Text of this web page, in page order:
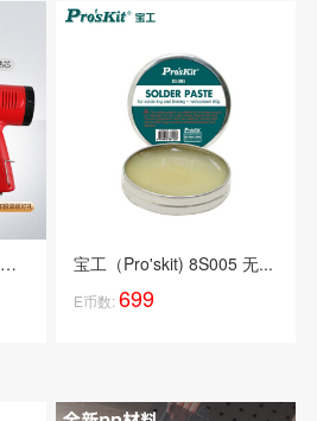
德力西电气 DELIXI ELECTRI... 宝工（Pro'skit) 8S005 无...
E币数: 699